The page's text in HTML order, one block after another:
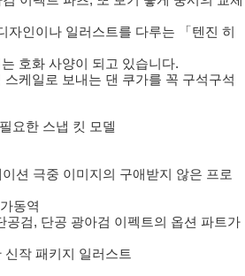
자인이나 일러스트를 다루는 「텐진 히
호화 사양이 되고 있습니다.
케일로 보내는 댄 쿠가를 꼭 구석구석
요한 스냅 킷 모델
션 극중 이미지의 구애받지 않은 프로
동역
공검, 단공 광아검 이펙트의 옵션 파트가
신작 패키지 일러스트